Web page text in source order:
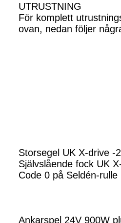
UTRUSTNING
För komplett
ovan, nedan följer
Storsegel UK X-drive -
Självslående fock UK
Code 0 på Seldén-rulle
Ankarspel 24V 900W